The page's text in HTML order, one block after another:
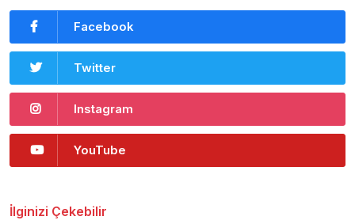
Facebook
Twitter
Instagram
YouTube
İlginizi Çekebilir